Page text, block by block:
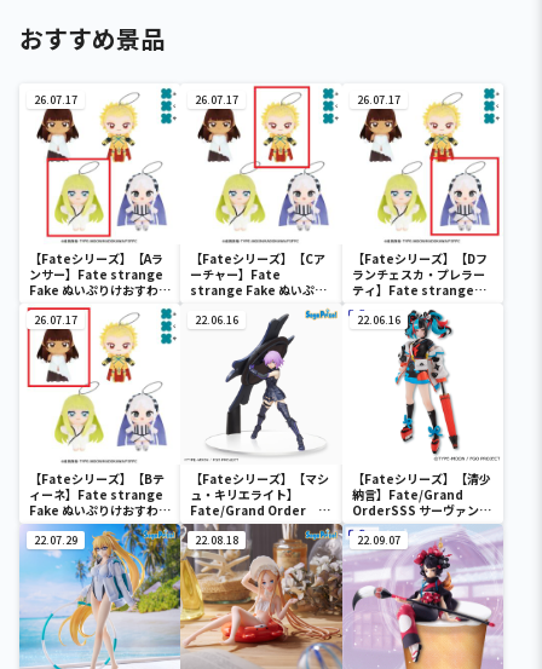
おすすめ景品
26.07.17
【Fateシリーズ】【Aラ
ンサー】Fate strange
Fake ぬいぷりけおすわり
2
26.07.17
【Fateシリーズ】【Cア
ーチャー】Fate
strange Fake ぬいぷり
26.07.17
【Fateシリーズ】【Dフ
ランチェスカ・プレラー
ティ】Fate strange
Fake ぬいぷりけおすわり
2
26.07.17
【Fateシリーズ】【Bテ
ィーネ】Fate strange
Fake ぬいぷりけおすわり
2
22.06.16
【Fateシリーズ】【マシ
ュ・キリエライト】
Fate/Grand Order
[SPM]フィギュア“シー
ルダー／マシュ・キリエ
ライト”
22.06.16
【Fateシリーズ】【清少
納言】Fate/Grand
OrderSSS サーヴァント
フィギュア～アーチャー/
清少納言～
22.07.29 22.08.18 22.09.07